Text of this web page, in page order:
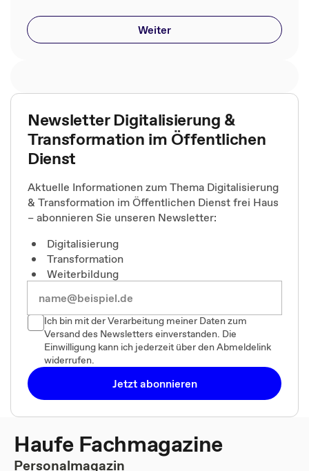
Weiter
Newsletter Digitalisierung &
Transformation im Öffentlichen
Dienst
Aktuelle Informationen zum Thema Digitalisierung
& Transformation im Öffentlichen Dienst frei Haus
– abonnieren Sie unseren Newsletter:
Digitalisierung
Transformation
Weiterbildung
Ich bin mit der Verarbeitung meiner Daten zum
Versand des Newsletters einverstanden. Die
Einwilligung kann ich jederzeit über den Abmeldelink
widerrufen.
Jetzt abonnieren
Haufe Fachmagazine
Personalmagazin